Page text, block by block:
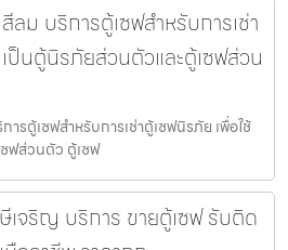
ลม บริการตู้เซฟสำหรับการเช่า
ป็นตู้นิรภัยส่วนตัวและตู้เซฟส่วน
รตู้เซฟสำหรับการเช่าตู้เซฟนิรภัย เพื่อใช้
ฟส่วนตัว ตู้เซฟ
เจริญ บริการ ขายตู้เซฟ รับติด